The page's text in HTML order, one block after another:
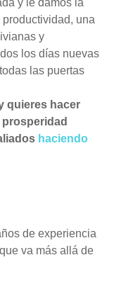
una
y
los días nuevas
las puertas
quieres hacer
haciendo
de experiencia
va más allá de